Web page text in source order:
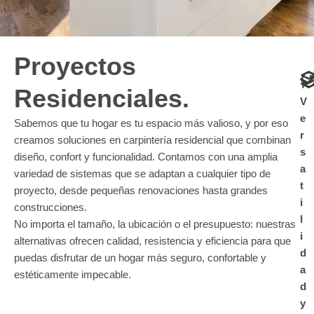
Proyectos
Residenciales.
Sabemos que tu hogar es tu espacio más valioso, y por eso
creamos soluciones en carpintería residencial que combinan
diseño, confort y funcionalidad. Contamos con una amplia
variedad de sistemas que se adaptan a cualquier tipo de
proyecto, desde pequeñas renovaciones hasta grandes
construcciones.
No importa el tamaño, la ubicación o el presupuesto: nuestras
alternativas ofrecen calidad, resistencia y eficiencia para que
puedas disfrutar de un hogar más seguro, confortable y
estéticamente impecable.
V
e
r
s
a
t
i
i
d
a
d
y